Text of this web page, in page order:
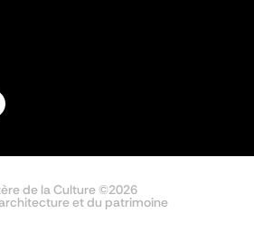
de la Culture ©2026
et du patrimoine